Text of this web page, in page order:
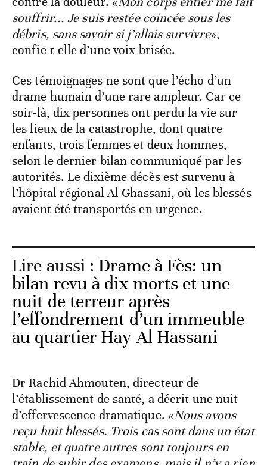
souffrir... Je suis restée coincée sous les
débris, sans savoir si j’allais survivre»,
confie-t-elle d’une voix brisée.
Ces témoignages ne sont que l’écho d’un
drame humain d’une rare ampleur. Car ce
soir-là, dix personnes ont perdu la vie sur
les lieux de la catastrophe, dont quatre
enfants, trois femmes et deux hommes,
selon le dernier bilan communiqué par les
autorités. Le dixième décès est survenu à
l’hôpital régional Al Ghassani, où les blessés
avaient été transportés en urgence.
Lire aussi : Drame à Fès: un
bilan revu à dix morts et une
nuit de terreur après
l’effondrement d’un immeuble
au quartier Hay Al Hassani
Dr Rachid Ahmouten, directeur de
l’établissement de santé, a décrit une nuit
d’effervescence dramatique. «Nous avons
reçu huit blessés. Trois cas sont dans un état
stable, et quatre autres sont toujours en